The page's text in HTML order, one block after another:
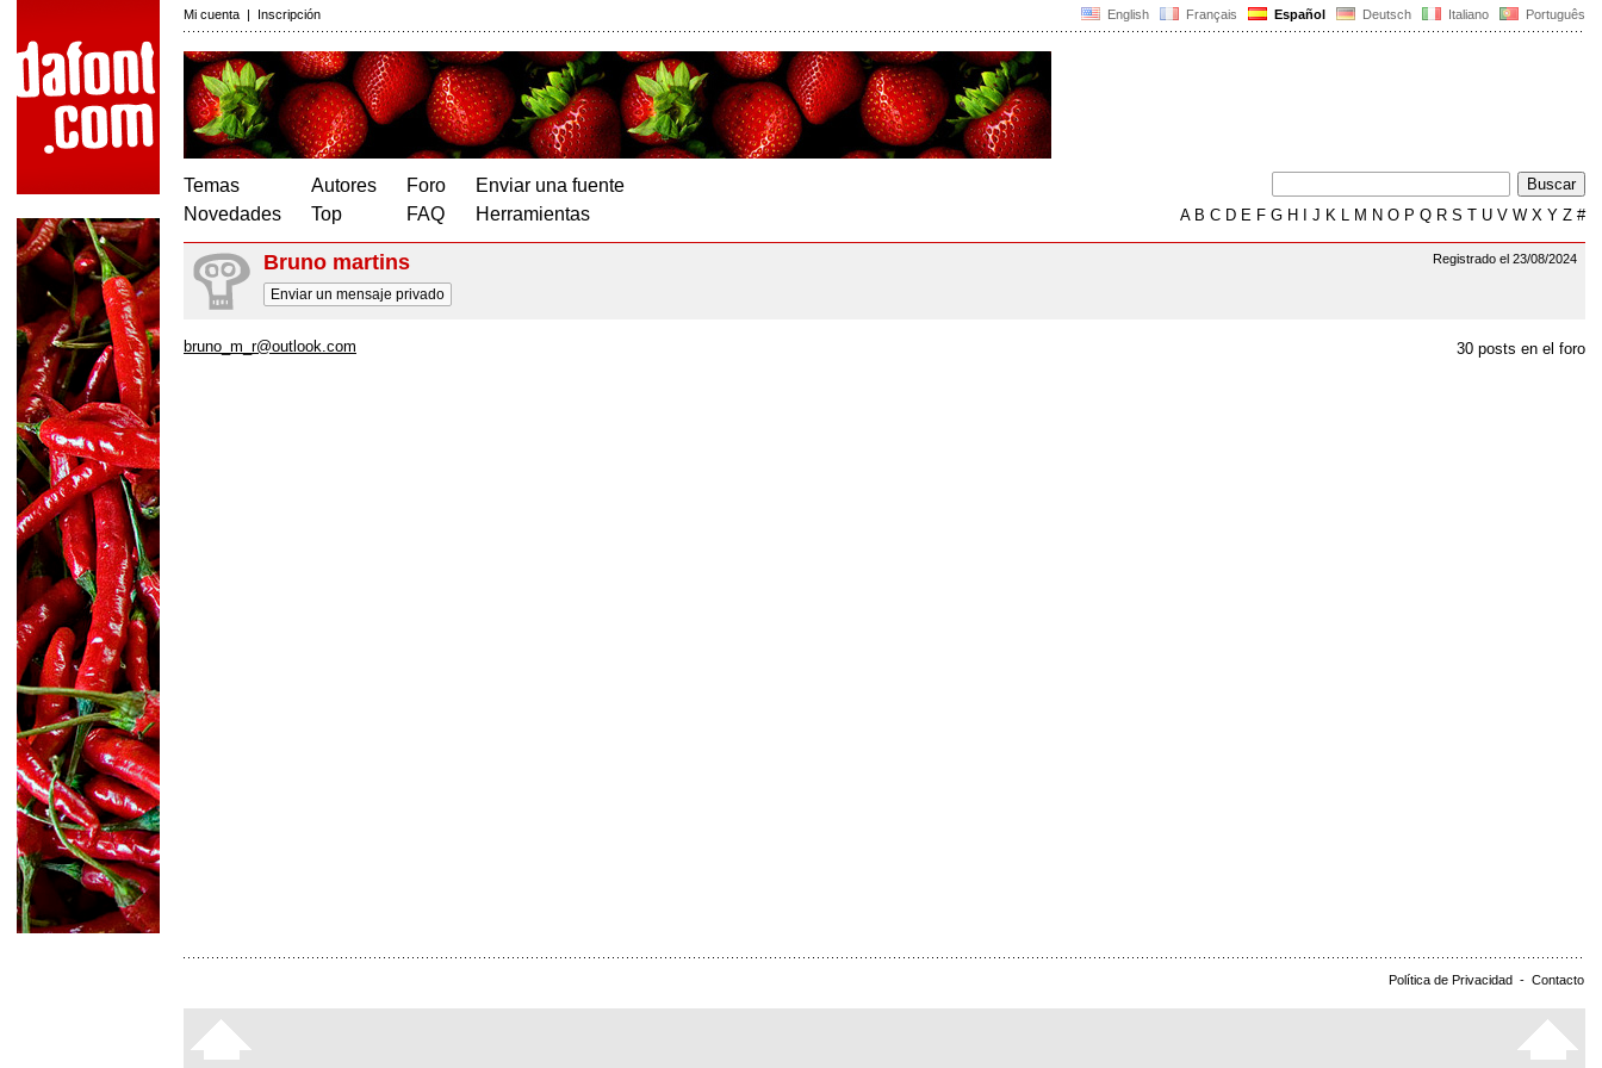
English Français Español Deutsch Italiano Português
Mi cuenta | Inscripción
Temas
Novedades
Autores
Top
Foro
FAQ
Enviar una fuente
Herramientas
AB C D E F G H J K L M N O P Q R S T U V W X Y Z #
Registrado el 23/08/2024
Bruno martins
Enviar un mensaje privado
30 posts en el foro
bruno_m_r@outlook.com
Política de Privacidad - Contacto